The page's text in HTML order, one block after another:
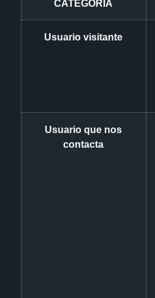
CATEGORÍA
Usuario visitante
Usuario que nos
contacta